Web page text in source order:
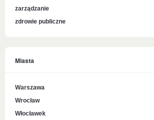
zarządzanie
zdrowie publiczne
Miasta
Warszawa
Wrocław
Włocławek